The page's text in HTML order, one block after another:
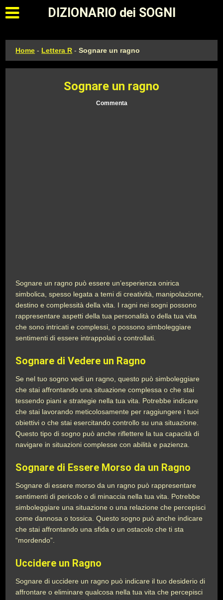
Apri il menu principale
DIZIONARIO dei SOGNI
Home - Lettera R -Sognare un ragno
Sognare un ragno
Commenta
Sognare un ragno può essere un’esperienza onirica
simbolica, spesso legata a temi di creatività, manipolazione,
destino e complessità della vita. I ragni nei sogni possono
rappresentare aspetti della tua personalità o della tua vita
che sono intricati e complessi, o possono simboleggiare
sentimenti di essere intrappolati o controllati.
Sognare di Vedere un Ragno
Se nel tuo sogno vedi un ragno, questo può simboleggiare
che stai affrontando una situazione complessa o che stai
tessendo piani e strategie nella tua vita. Potrebbe indicare
che stai lavorando meticolosamente per raggiungere i tuoi
obiettivi o che stai esercitando controllo su una situazione.
Questo tipo di sogno può anche riflettere la tua capacità di
navigare in situazioni complesse con abilità e pazienza.
Sognare di Essere Morso da un Ragno
Sognare di essere morso da un ragno può rappresentare
sentimenti di pericolo o di minaccia nella tua vita. Potrebbe
simboleggiare una situazione o una relazione che percepisci
come dannosa o tossica. Questo sogno può anche indicare
che stai affrontando una sfida o un ostacolo che ti sta
“mordendo”.
Uccidere un Ragno
Sognare di uccidere un ragno può indicare il tuo desiderio di
affrontare o eliminare qualcosa nella tua vita che percepisci